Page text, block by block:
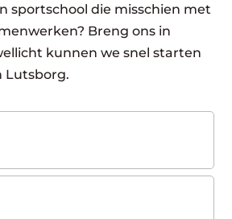
sportschool die misschien met
Breng ons in
kunnen we snel starten
Lutsborg.